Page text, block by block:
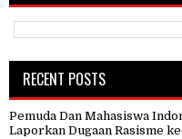
RECENT POSTS
Pemuda Dan Mahasiswa
Laporkan Dugaan Rasisme